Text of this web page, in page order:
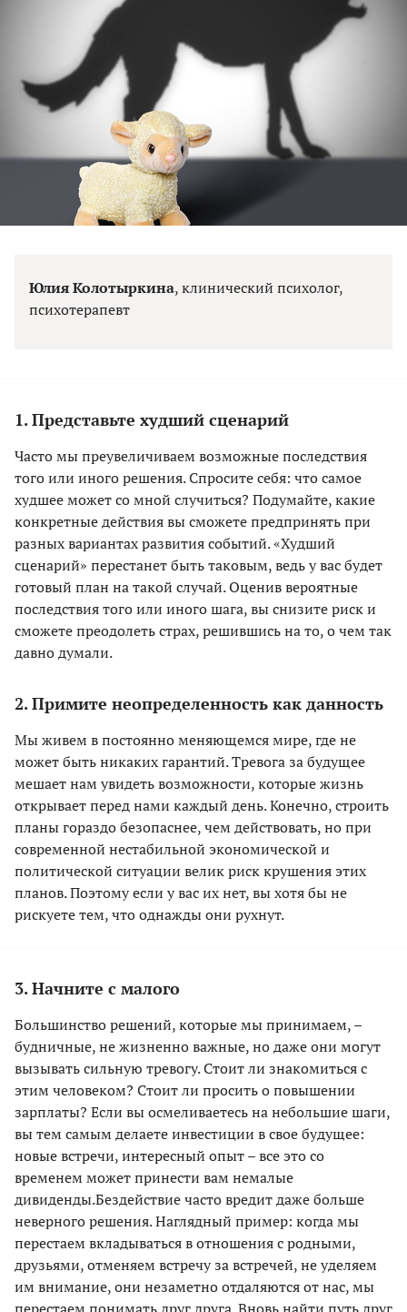
Юлия Колотыркина, клинический психолог,
психотерапевт
1. Представьте худший сценарий
Часто мы преувеличиваем возможные последствия
того или иного решения. Спросите себя: что самое
худшее может со мной случиться? Подумайте, какие
конкретные действия вы сможете предпринять при
разных вариантах развития событий. «Худший
сценарий» перестанет быть таковым, ведь у вас будет
готовый план на такой случай. Оценив вероятные
последствия того или иного шага, вы снизите риск и
сможете преодолеть страх, решившись на то, о чем так
давно думали.
2. Примите неопределенность как данность
Мы живем в постоянно меняющемся мире, где не
может быть никаких гарантий. Тревога за будущее
мешает нам увидеть возможности, которые жизнь
открывает перед нами каждый день. Конечно, строить
планы гораздо безопаснее, чем действовать, но при
современной нестабильной экономической и
политической ситуации велик риск крушения этих
планов. Поэтому если у вас их нет, вы хотя бы не
рискуете тем, что однажды они рухнут.
3. Начните с малого
Большинство решений, которые мы принимаем, –
будничные, не жизненно важные, но даже они могут
вызывать сильную тревогу. Стоит ли знакомиться с
этим человеком? Стоит ли просить о повышении
зарплаты? Если вы осмеливаетесь на небольшие шаги,
вы тем самым делаете инвестиции в свое будущее:
новые встречи, интересный опыт – все это со
временем может принести вам немалые
дивиденды.Бездействие часто вредит даже больше
неверного решения. Наглядный пример: когда мы
перестаем вкладываться в отношения с родными,
друзьями, отменяем встречу за встречей, не уделяем
им внимание, они незаметно отдаляются от нас, мы